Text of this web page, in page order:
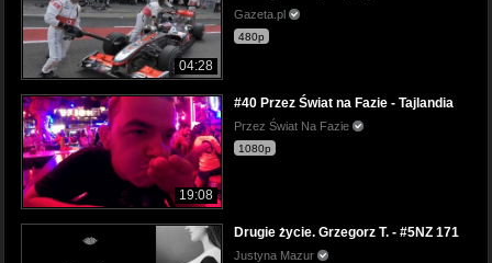
04:28
Gazeta.pl
480p
19:08
#40 Przez Świat na Fazie - Tajlandia
Przez Świat Na Fazie
1080p
Drugie życie. Grzegorz T. - #5NZ 171
Justyna Mazur